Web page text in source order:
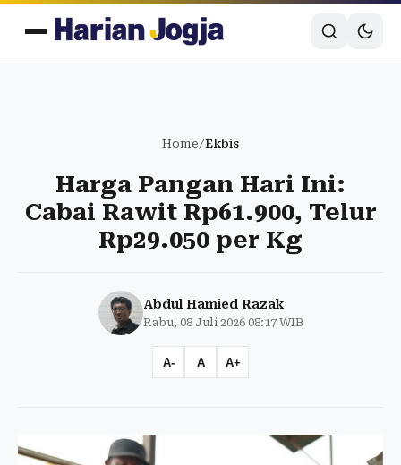
Home/Ekbis
Harga Pangan Hari Ini:
Cabai Rawit Rp61.900, Telur
Rp29.050 per Kg
Abdul Hamied Razak
Rabu, 08 Juli 2026 08:17 WIB
A- A A+